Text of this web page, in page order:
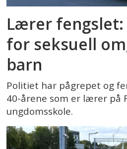
Lærer
for seksuell
barn
Politiet har pågrepet og
40-årene som er lærer på
ungdomsskole.